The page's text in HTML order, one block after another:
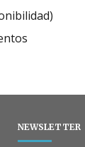
NEWSLETTER